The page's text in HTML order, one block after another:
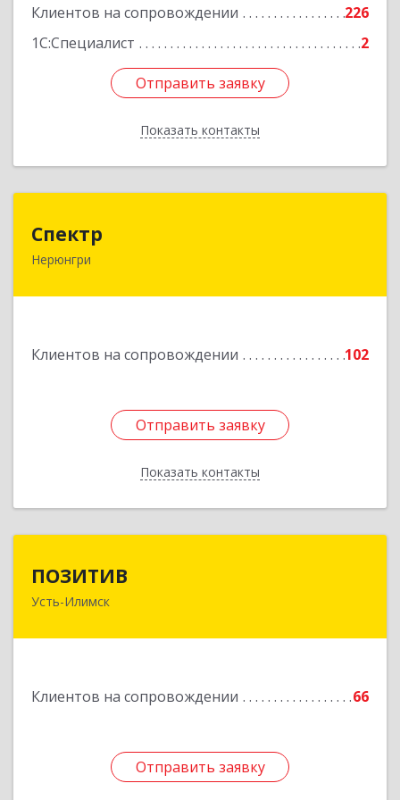
Клиентов на сопровождении
226
1С:Специалист
2
Отправить заявку
Показать контакты
Подробнее
Отправить заявку
Назад
Спектр
Нерюнгри
Клиентов на сопровождении 102
Отправить заявку
Показать контакты
678960, Саха /Якутия/ Респ, Нерюнгринский р-н,
Подробнее
Отправить заявку
Назад
ПОЗИТИВ
Усть-Илимск
Клиентов на сопровождении 66
Отправить заявку
666679, Иркутская обл, Усть-Илимск г, Дружбы
Отправить заявку